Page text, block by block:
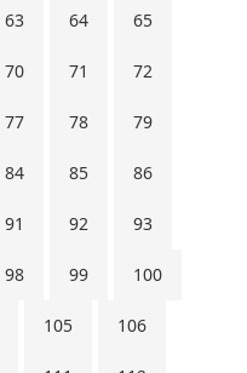
63 64 65
70 71 72
77 78 79
84 85 86
91 92 93
98 99 100
105 106